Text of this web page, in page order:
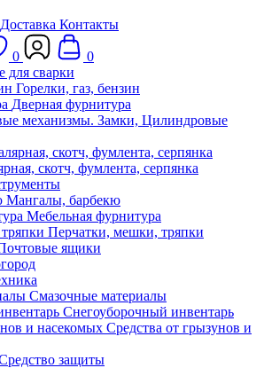
Доставка Контакты
0
0
для сварки
Горелки, газ, бензин
Дверная фурнитура
Замки, Цилиндровые
скотч, фумлента, серпянка
Мангалы, барбекю
Мебельная фурнитура
Перчатки, мешки, тряпки
ящики
Смазочные материалы
Снегоуборочный инвентарь
Средства от грызунов и
защиты